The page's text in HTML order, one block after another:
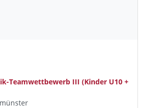
Teamwettbewerb III (Kinder U10 +